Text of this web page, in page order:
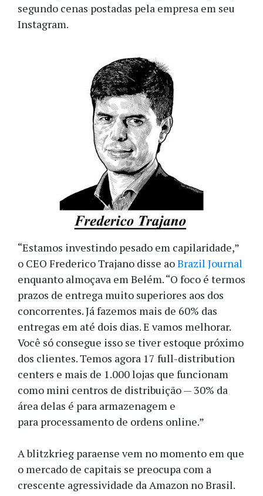
segundo cenas postadas pela empresa em seu
Instagram.
“Estamos investindo pesado em capilaridade,”
o CEO Frederico Trajano disse aoBrazil Journal
enquanto almoçava em Belém. “O foco é termos
prazos de entrega muito superiores aos dos
concorrentes. Já fazemos mais de 60% das
entregas em até dois dias. E vamos melhorar.
Você só consegue isso se tiver estoque próximo
dos clientes. Temos agora 17 full-distribution
centers e mais de 1.000 lojas que funcionam
como mini centros de distribuição — 30% da
área delas é para armazenagem e
para processamento de ordens online.”
A blitzkrieg paraense vem no momento em que
o mercado de capitais se preocupa com a
crescente agressividade da Amazon no Brasil.